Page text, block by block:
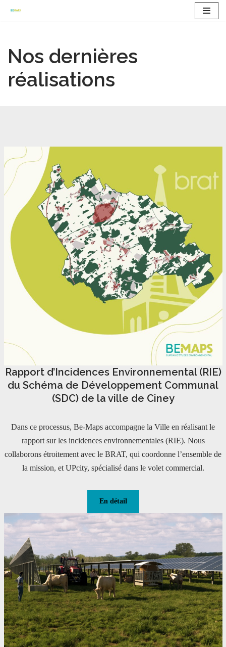
contenu
Nos dernières
réalisations
Rapport d’Incidences Environnemental (RIE)
du Schéma de Développement Communal
(SDC) de la ville de Ciney
Dans ce processus, Be-Maps accompagne la Ville en réalisant le
rapport sur les incidences environnementales (RIE). Nous
collaborons étroitement avec le BRAT, qui coordonne l’ensemble de
la mission, et UPcity, spécialisé dans le volet commercial.
En détail